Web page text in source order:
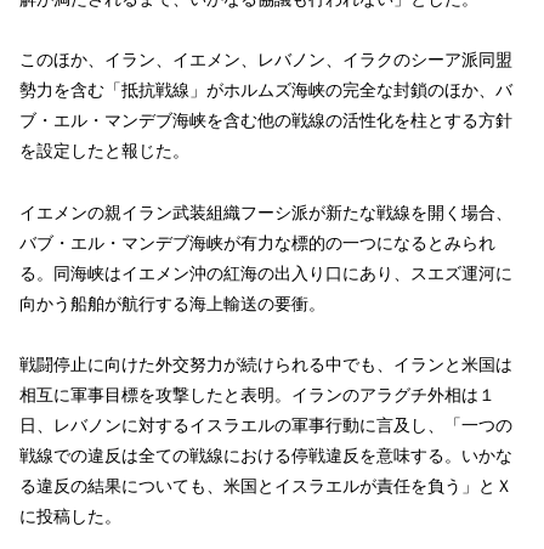
このほか、‌イラン、イエメン、レバノン、イラクのシーア派同盟
勢力を含む「抵抗戦線」がホルム‌ズ海峡の完全な封鎖のほか、​バ
ブ・エル・マンデブ海峡を含む他の戦線の活‌性化を柱とする方針
を設定したと報じた。
イエメンの親イラン武装組織フーシ派が新⁠たな戦線を開く場合、
バブ・エル・マンデブ海峡が有力な標的の一つになるとみられ
る。同海峡はイエメン沖の紅海の出入り口にあり、スエズ運河⁠に
向かう船舶が航行する海上輸送の要衝。
戦闘停​止に向けた外交努力が‌続けられる中でも、イランと米国は
相互に軍事目標を攻撃したと表明。イランのアラグチ外相は１
日、レバノンに対するイスラエルの軍事行動⁠に言及し、「一つの
戦線での違反は全ての戦線における停⁠戦違反を意味する。いかな
る違反の結果についても、米国とイスラエルが責任を⁠負う」とＸ
に投稿した。